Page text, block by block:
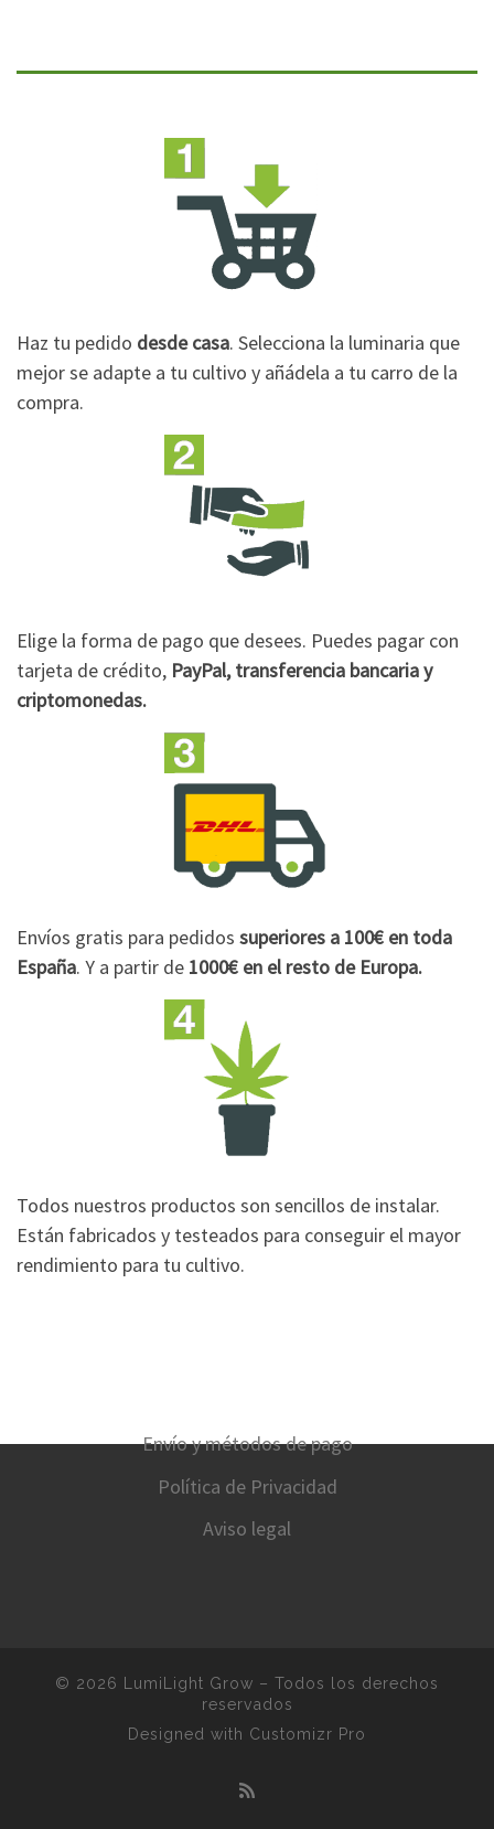
Haz tu pedido desde casa. Selecciona la luminaria que
mejor se adapte a tu cultivo y añádela a tu carro de la
compra.
Elige la forma de pago que desees. Puedes pagar con
tarjeta de crédito, PayPal, transferencia bancaria y
criptomonedas.
Envíos gratis para pedidos superiores a 100€ en toda
España. Y a partir de 1000€ en el resto de Europa.
Todos nuestros productos son sencillos de instalar.
Están fabricados y testeados para conseguir el mayor
rendimiento para tu cultivo.
Envío y métodos de pago
Política de Privacidad
Aviso legal
© 2026 LumiLight Grow – Todos los derechos
reservados
Designed with Customizr Pro